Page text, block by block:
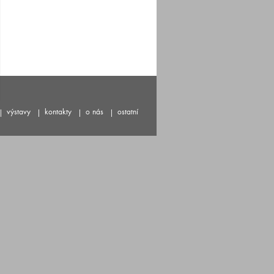
výstavy kontakty o nás ostatní